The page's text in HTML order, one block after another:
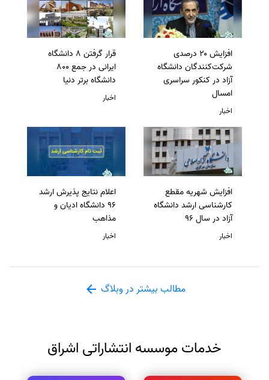
افزایش ۲۰ درصدی
شرکت‌کنندگان دانشگاه
آزاد در کنکور سراسری
امسال
اخبار
قرار گرفتن 8 دانشگاه
ایرانی در جمع 800
دانشگاه برتر دنیا
اخبار
افزایش شهریه مقطع
کارشناسی ارشد دانشگاه
آزاد در سال 96
اخبار
اعلام نتایج پذیرش ارشد
96 دانشگاه ادیان و
مذاهب
اخبار
مطالب بیشتر در وبلاگ
خدمات موسسه انتشاراتی اشراق